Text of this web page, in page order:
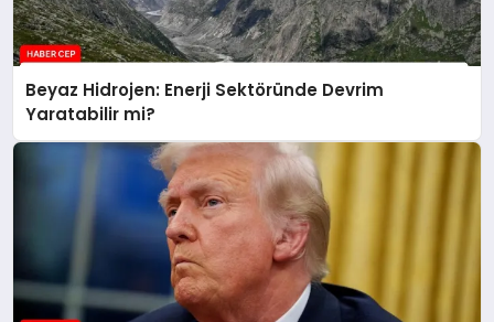
Beyaz Hidrojen: Enerji Sektöründe Devrim
Yaratabilir mi?